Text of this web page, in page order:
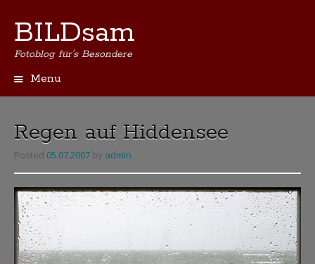
BILDsam
Fotoblog für's Besondere
Menu
Regen auf Hiddensee
Posted 05.07.2007 by admin